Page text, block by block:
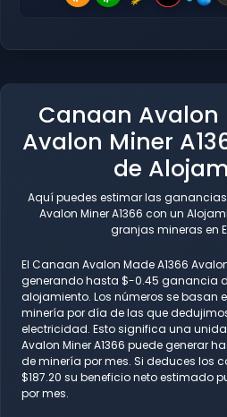
Canaan Avalon
Avalon Miner
de
Aquí puedes estimar las ganancias
Avalon Miner A1366 con un
granjas mineras en
El Canaan Avalon Made A1366
generando hasta $-0.45 ganancia
alojamiento. Los números se basan
minería por día de las que
electricidad. Esto significa una
Avalon Miner A1366 puede generar
de minería por mes. Si deduces los
$187.20 su beneficio neto estimado
por mes.